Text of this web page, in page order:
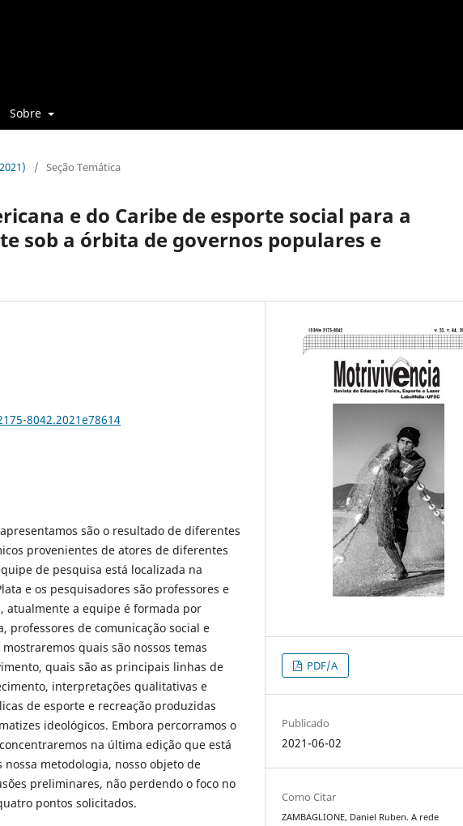
Sobre
/ Seção Temática
e do Caribe de esporte social para a
sob a órbita de governos populares e
8042.2021e78614
são o resultado de diferentes
provenientes de atores de diferentes
de pesquisa está localizada na
e os pesquisadores são professores e
atualmente a equipe é formada por
professores de comunicação social e
quais são nossos temas
quais são as principais linhas de
interpretações qualitativas e
de esporte e recreação produzidas
ideológicos. Embora percorramos o
na última edição que está
metodologia, nosso objeto de
preliminares, não perdendo o foco no
pontos solicitados.
PDF/A
Publicado
2021-06-02
Como Citar
ZAMBAGLIONE, Daniel Ruben. A rede